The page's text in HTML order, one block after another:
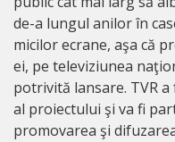
de-a lungul anilor în
micilor ecrane, aşa că
ei, pe televiziunea
potrivită lansare. TVR
al proiectului şi va fi
promovarea şi